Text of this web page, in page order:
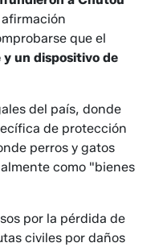
que el
un dispositivo de
del país, donde
de protección
perros y gatos
como "bienes
por la pérdida de
civiles por daños